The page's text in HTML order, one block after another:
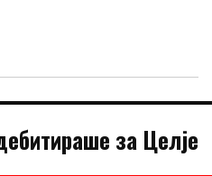
за Целје